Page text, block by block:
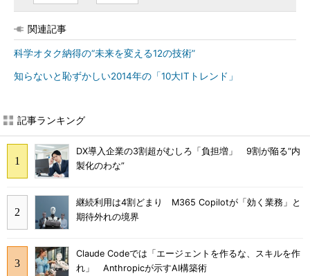
関連記事
科学オタク納得の“未来を変える12の技術”
知らないと恥ずかしい2014年の「10大ITトレンド」
記事ランキング
DX導入企業の3割超がむしろ「負担増」 9割が陥る“内
製化のわな”
継続利用は4割どまり M365 Copilotが「効く業務」と
期待外れの境界
Claude Codeでは「エージェントを作るな、スキルを作
れ」 Anthropicが示すAI構築術